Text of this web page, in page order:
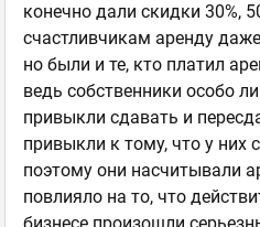
конечно дали скидки 30%,
счастливчикам аренду
но были и те, кто платил
ведь собственники особо
привыкли сдавать и
привыкли к тому, что у них
поэтому они насчитывали
повлияло на то, что